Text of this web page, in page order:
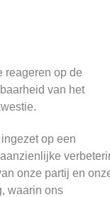
reageren op de
van het
op een
onze partij en
waarin ons